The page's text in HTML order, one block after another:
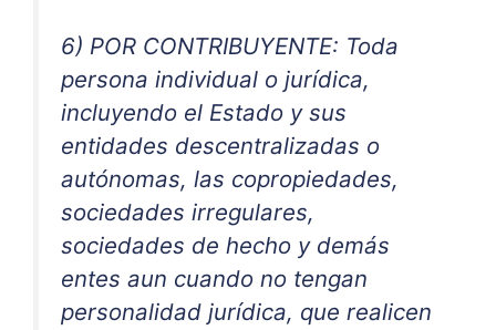
6) POR CONTRIBUYENTE: Toda
persona individual o jurídica,
incluyendo el Estado y sus
entidades descentralizadas o
autónomas, las copropiedades,
sociedades irregulares,
sociedades de hecho y demás
entes aun cuando no tengan
personalidad jurídica, que realicen